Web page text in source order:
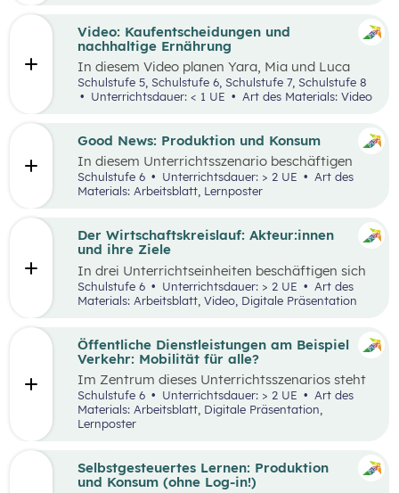
formulieren und zu reflektieren.
Das Lernmaterial zum Video befindet sich
Das Unterrichtsszenario ist rund um das Video
Bedürfnisse und Lebensqualität aufgebaut. Mit
zusätzlich bereitgestellten Materialien können
Video: Kaufentscheidungen und
nachhaltige Ernährung
In diesem Video planen Yara, Mia und Luca
einen gemeinsamen Ausflug. Bei der
Vorbereitung stellen sich jedoch viele Fragen
Schulstufe 5, Schulstufe 6, Schulstufe 7, Schulstufe 8
Unterrichtsdauer: < 1 UE
Art des Materials: Video
Good News: Produktion und Konsum
In diesem Unterrichtsszenario beschäftigen
sich die Schüler:innen mit positiven
Nachrichten und Beispielen aus dem
Schulstufe 6 Unterrichtsdauer: > 2 UE
Art des
Materials: Arbeitsblatt, Lernposter
Der Wirtschaftskreislauf: Akteur:innen
und ihre Ziele
In drei Unterrichtseinheiten beschäftigen sich
die Schüler:innen mit dem Thema
„Wirtschaftskreislauf“. Zu Beginn des Materials
steht das Video „Mittendrin im
Schulstufe 6 Unterrichtsdauer: > 2 UE
Materials: Arbeitsblatt, Video, Digitale Präsentation
Öffentliche Dienstleistungen am Beispiel
Verkehr: Mobilität für alle?
Im Zentrum dieses Unterrichtsszenarios steht
der fiktive Fall des Ausbaus des Busnetzes in
einer Region. Mithilfe einer Infografik und
einem bewegungsorientierten Ansatz soll das
Schulstufe 6 Unterrichtsdauer: > 2 UE
Materials: Arbeitsblatt, Digitale Präsentation,
Lernposter
Selbstgesteuertes Lernen: Produktion
und Konsum (ohne Log-in!)